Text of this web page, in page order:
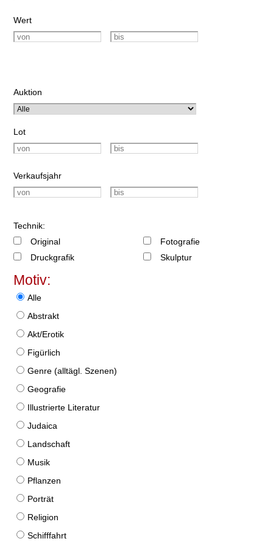
Wert
Auktion
Lot
Verkaufsjahr
Technik:
Original
Druckgrafik
Fotografie
Skulptur
Motiv:
Alle
Abstrakt
Akt/Erotik
Figürlich
Genre (alltägl. Szenen)
Geografie
Illustrierte Literatur
Judaica
Landschaft
Musik
Pflanzen
Porträt
Religion
Schifffahrt